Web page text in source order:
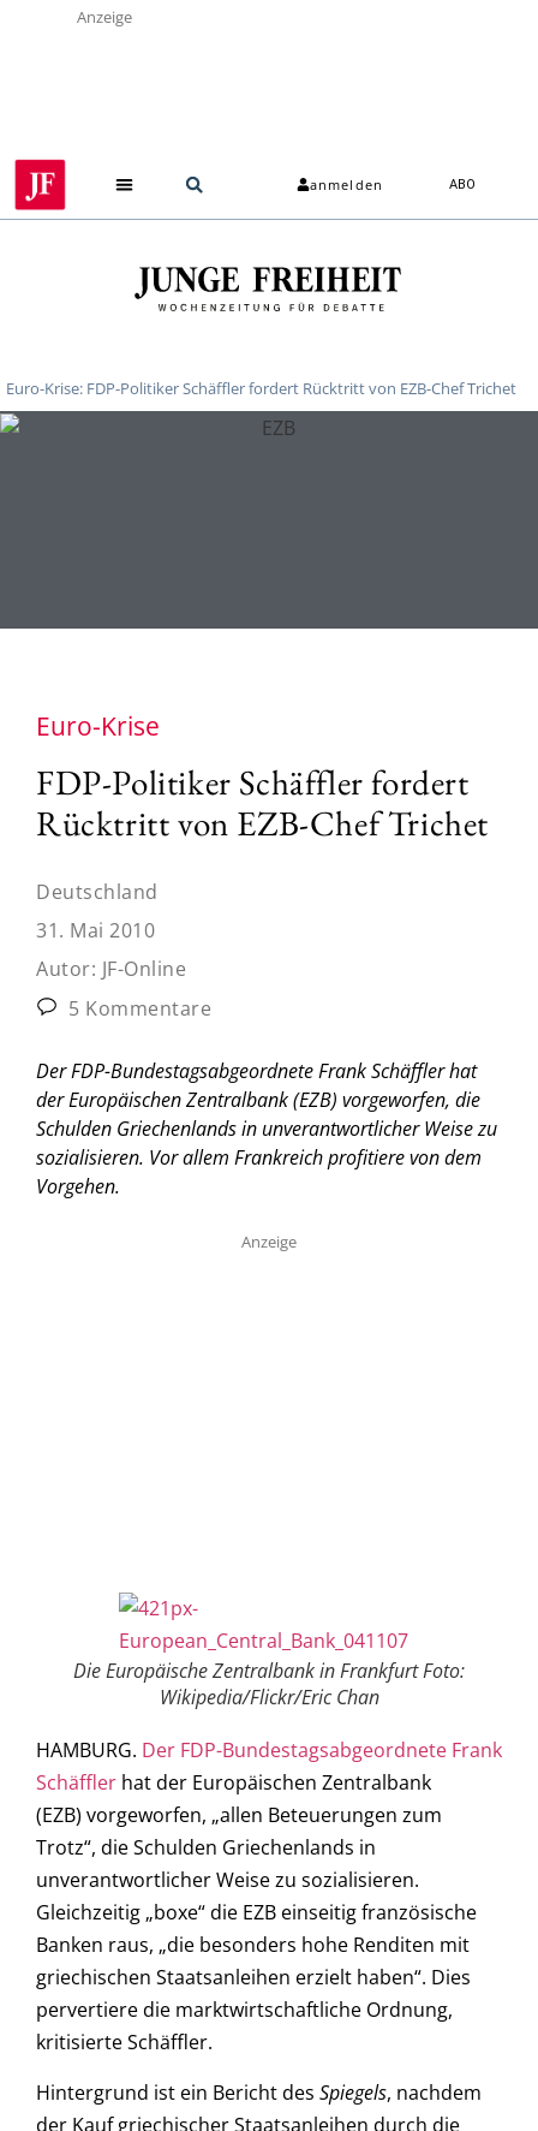
Anzeige
anmelden ABO
Euro-Krise: FDP-Politiker Schäffler fordert Rücktritt von EZB-Chef Trichet
Euro-Krise
FDP-Politiker Schäffler fordert
Rücktritt von EZB-Chef Trichet
Deutschland
31. Mai 2010
Autor: JF-Online
5 Kommentare
Der FDP-Bundestagsabgeordnete Frank Schäffler hat
der Europäischen Zentralbank (EZB) vorgeworfen, die
Schulden Griechenlands in unverantwortlicher Weise zu
sozialisieren. Vor allem Frankreich profitiere von dem
Vorgehen.
Anzeige
Die Europäische Zentralbank in Frankfurt Foto:
Wikipedia/Flickr/Eric Chan
HAMBURG. Der FDP-Bundestagsabgeordnete Frank
Schäffler hat der Europäischen Zentralbank
(EZB) vorgeworfen, „allen Beteuerungen zum
Trotz“, die Schulden Griechenlands in
unverantwortlicher Weise zu sozialisieren.
Gleichzeitig „boxe“ die EZB einseitig französische
Banken raus, „die besonders hohe Renditen mit
griechischen Staatsanleihen erzielt haben“. Dies
pervertiere die marktwirtschaftliche Ordnung,
kritisierte Schäffler.
Hintergrund ist ein Bericht des Spiegels, nachdem
der Kauf griechischer Staatsanleihen durch die